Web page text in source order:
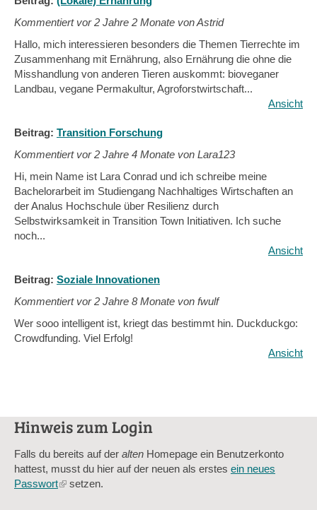
Kommentiert vor2 Jahre 2 Monate von Astrid
Hallo, mich interessieren besonders die Themen Tierrechte im
Zusammenhang mit Ernährung, also Ernährung die ohne die
Misshandlung von anderen Tieren auskommt: bioveganer
Landbau, vegane Permakultur, Agroforstwirtschaft...
Ansicht
Beitrag: Transition Forschung
Kommentiert vor2 Jahre 4 Monate von Lara123
Hi, mein Name ist Lara Conrad und ich schreibe meine
Bachelorarbeit im Studiengang Nachhaltiges Wirtschaften an
der Analus Hochschule über Resilienz durch
Selbstwirksamkeit in Transition Town Initiativen. Ich suche
noch...
Ansicht
Beitrag: Soziale Innovationen
Kommentiert vor2 Jahre 8 Monate von fwulf
Wer sooo intelligent ist, kriegt das bestimmt hin. Duckduckgo:
Crowdfunding. Viel Erfolg!
Ansicht
Hinweis zum Login
Falls du bereits auf der alten Homepage ein Benutzerkonto
hattest, musst du hier auf der neuen als erstes ein neues
Passwort(linksetzen.